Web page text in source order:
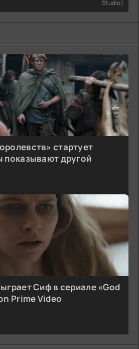
Studio)
стартует
показывают другой
Сиф в сериале «God
Prime Video